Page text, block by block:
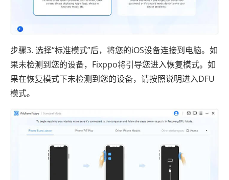
步骤3. 选择“标准模式”后，将您的iOS设备连接到电脑。如
果未检测到您的设备，Fixppo将引导您进入恢复模式。如
果在恢复模式下未检测到您的设备，请按照说明进入DFU
模式。